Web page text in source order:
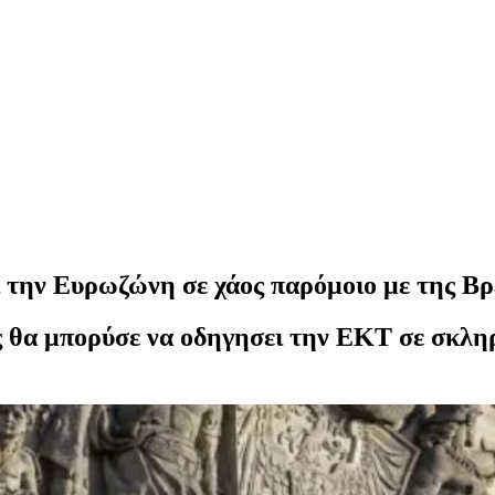
Ευρωζώνη σε χάος παρόμοιο με της
μπορύσε να οδηγησει την ΕΚΤ σε